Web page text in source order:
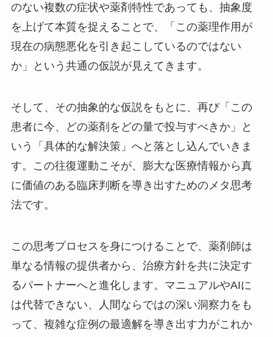
のない複数の症状や薬剤特性であっても、抽象度
を上げて本質を捉えることで、「この薬理作用が
現在の病態悪化を引き起こしているのではない
か」という共通の仮説が見えてきます。
そして、その抽象的な仮説をもとに、再び「この
患者に今、どの薬剤をどの量で投与すべきか」と
いう「具体的な解決策」へと落とし込んでいきま
す。この往復運動こそが、膨大な医療情報から真
に価値のある臨床判断を導き出すためのメタ思考
法です。
この思考プロセスを身につけることで、薬剤師は
単なる情報の提供者から、治療方針を共に決定す
るパートナーへと進化します。マニュアルやAIに
は代替できない、人間ならではの深い洞察力をも
って、複雑な症例の最適解を導き出す力がこれか